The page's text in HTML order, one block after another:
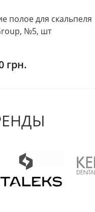
полое для скальпеля
№5, шт
грн.